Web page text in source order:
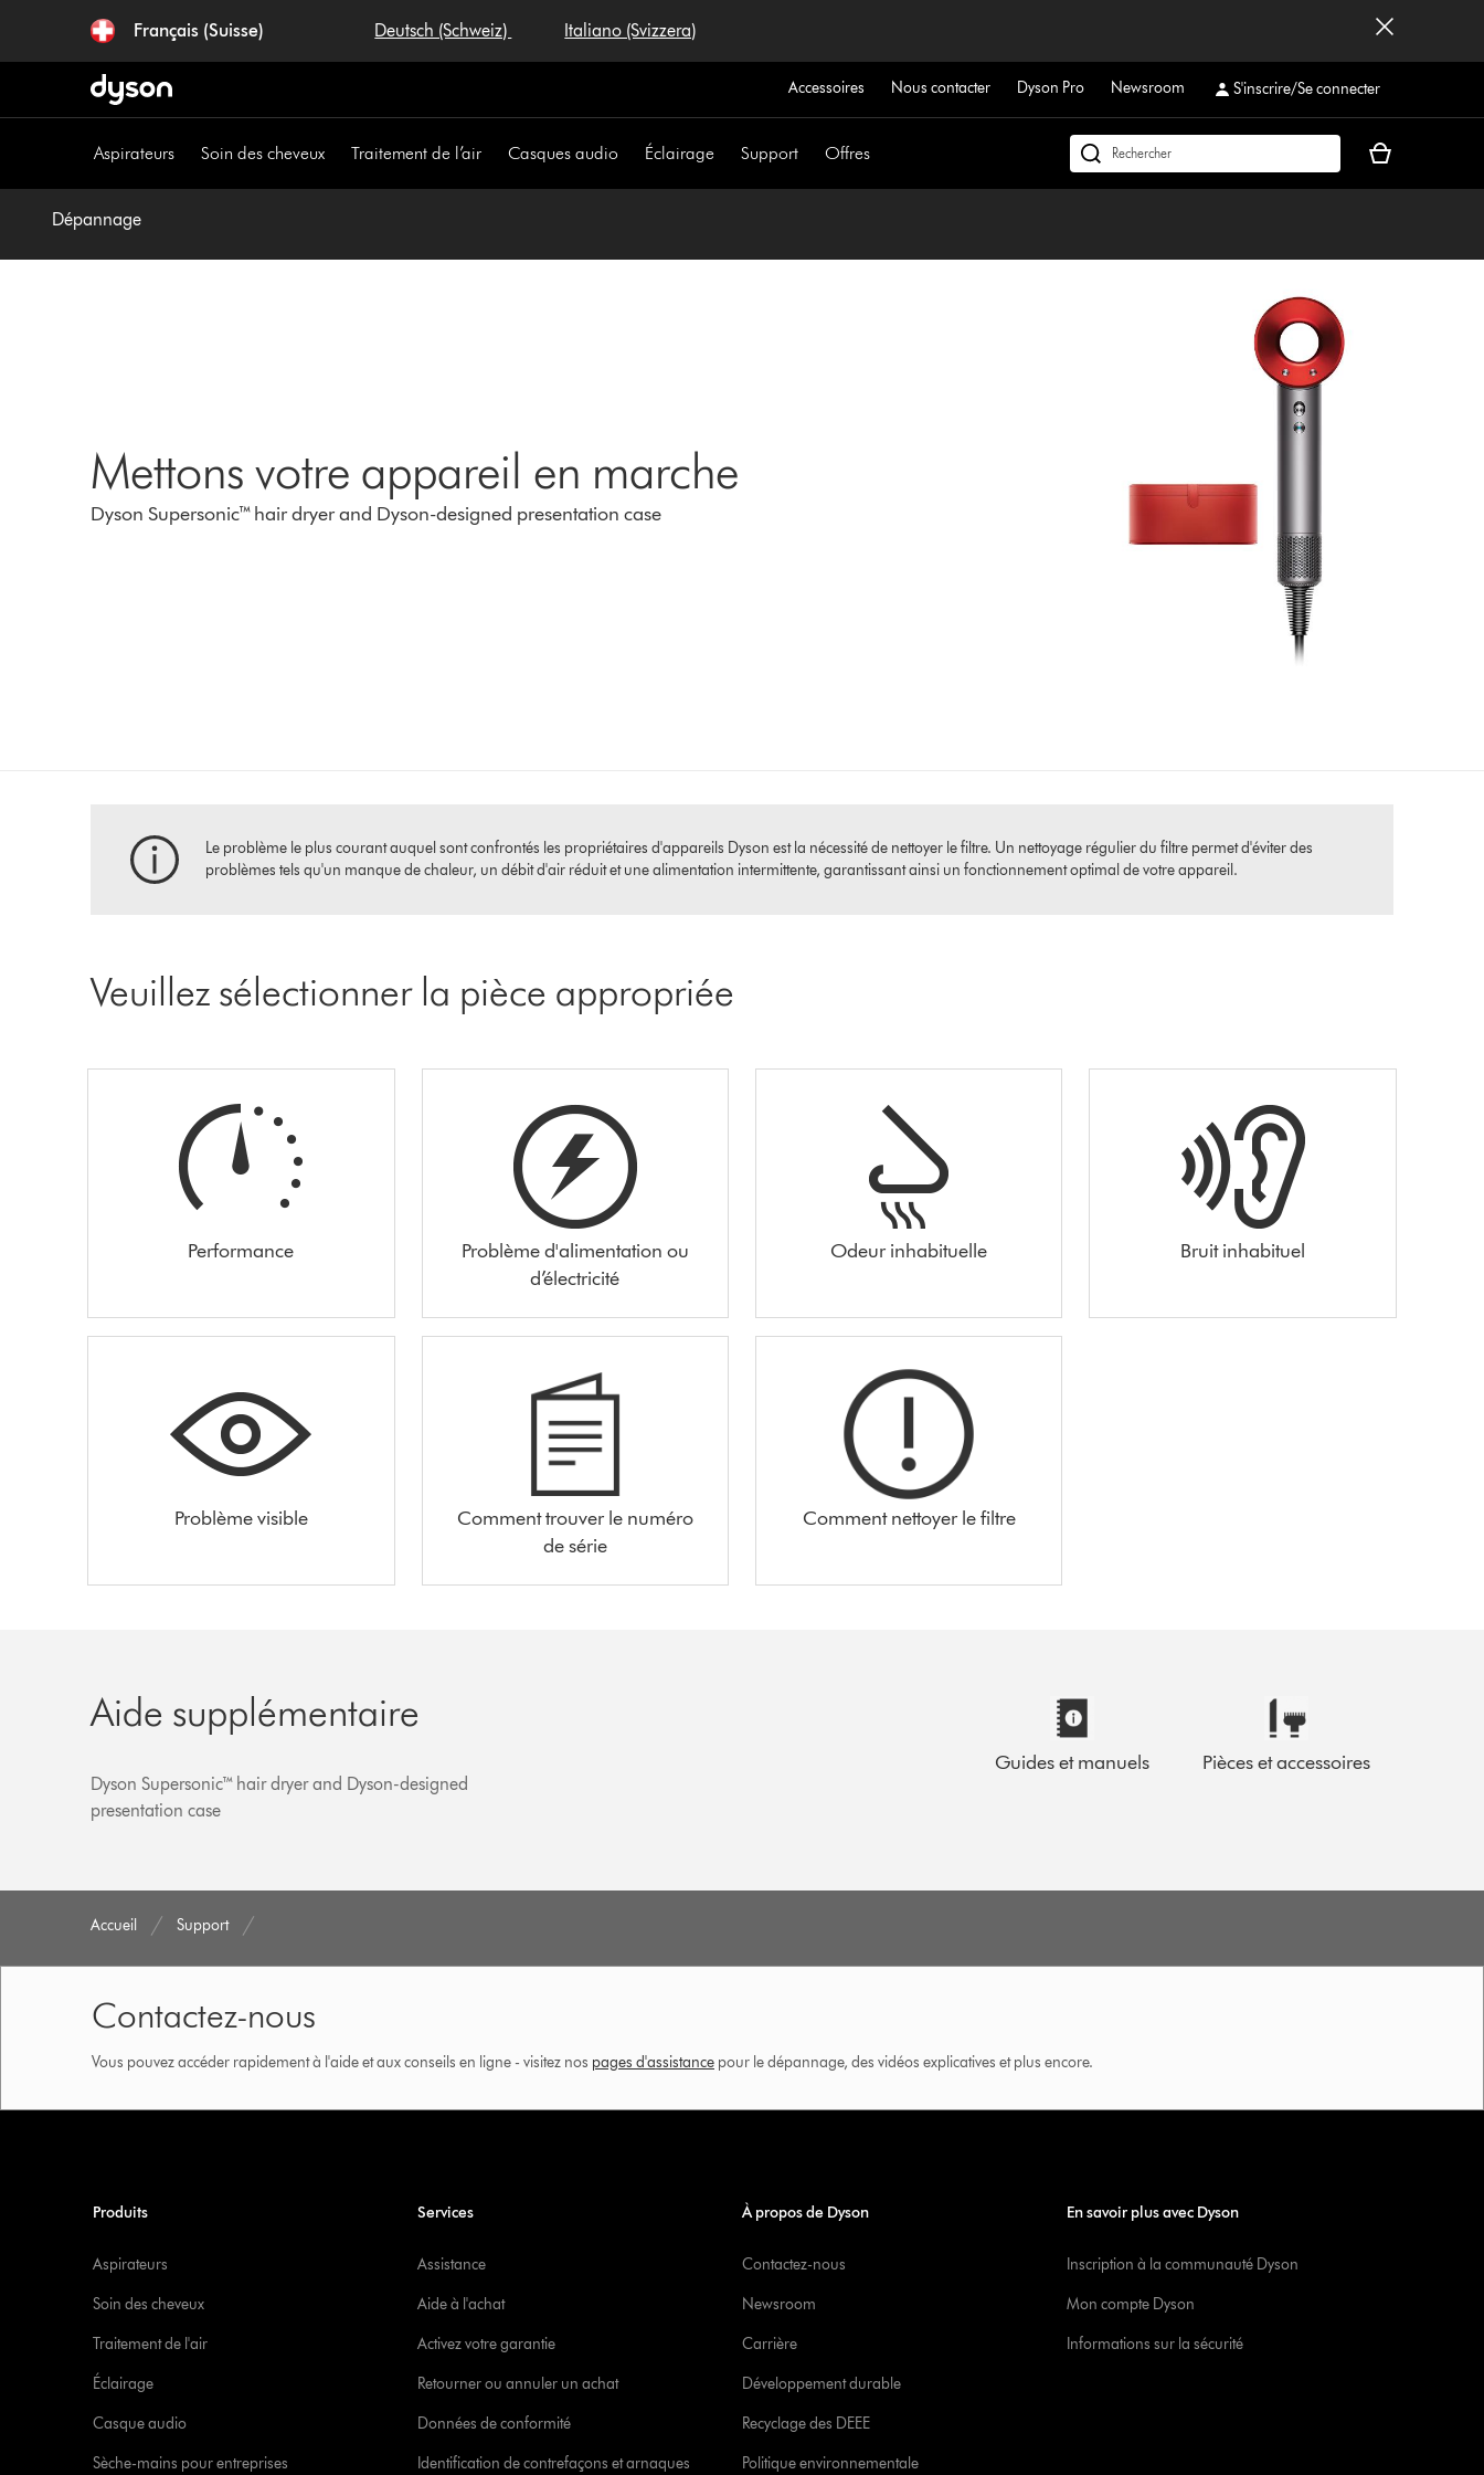
pages
Français (Suisse) Deutsch (Schweiz) Italiano (Svizzera)
Accessoires Nous contacter Dyson Pro Newsroom S'inscrire/Se connecter
Aspirateurs Soin des cheveux Traitement de l’air Casques audio Éclairage Support Offres
Rechercher
Votre
Dépannage
Mettons votre appareil en marche
Dyson Supersonic™ hair dryer and Dyson-designed presentation case
Le problème le plus courant auquel sont confrontés les propriétaires d'appareils Dyson est la nécessité de nettoyer le filtre. Un nettoyage régulier du filtre permet d'éviter des
problèmes tels qu'un manque de chaleur, un débit d'air réduit et une alimentation intermittente, garantissant ainsi un fonctionnement optimal de votre appareil.
Veuillez sélectionner la pièce appropriée
Performance
Problème d'alimentation ou
d’électricité
Odeur inhabituelle Bruit inhabituel
Problème visible
Comment trouver le numéro
de série
Comment nettoyer le filtre
Aide supplémentaire
Dyson Supersonic™ hair dryer and Dyson-designed
presentation case
Guides et manuels Pièces et accessoires
Accueil Support
Contactez-nous
Vous pouvez accéder rapidement à l'aide et aux conseils en ligne - visitez nos pages d'assistance pour le dépannage, des vidéos explicatives et plus encore.
Produits
Aspirateurs
Soin des cheveux
Traitement de l'air
Éclairage
Casque audio
Sèche-mains pour entreprises
Services
Assistance
Aide à l'achat
Activez votre garantie
Retourner ou annuler un achat
Données de conformité
Identification de contrefaçons et arnaques
À propos de Dyson
Contactez-nous
Newsroom
Carrière
Développement durable
Recyclage des DEEE
Politique environnementale
En savoir plus avec Dyson
Inscription à la communauté Dyson
Mon compte Dyson
Informations sur la sécurité